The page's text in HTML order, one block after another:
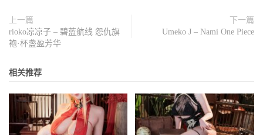
上一篇
rioko凉凉子 – 碧蓝航线 怨仇旗
袍·杯盏盈芳华
下一篇
Umeko J – Nami One Piece
相关推荐